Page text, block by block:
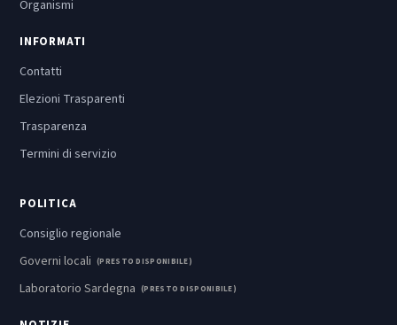
Organismi
INFORMATI
Contatti
Elezioni Trasparenti
Trasparenza
Termini di servizio
POLITICA
Consiglio regionale
Governi locali (PRESTO DISPONIBILE)
Laboratorio Sardegna (PRESTO DISPONIBILE)